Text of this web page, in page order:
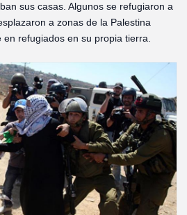
sus casas. Algunos se refugiaron a
a zonas de la Palestina
refugiados en su propia tierra.